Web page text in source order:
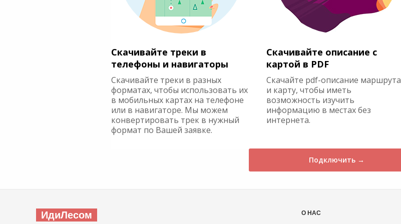
Скачивайте треки в
телефоны и навигаторы
Скачивайте треки в разных
форматах, чтобы использовать их
в мобильных картах на телефоне
или в навигаторе. Мы можем
конвертировать трек в нужный
формат по Вашей заявке.
Скачивайте описание с
картой в PDF
Скачайте pdf-описание маршрута
и карту, чтобы иметь
возможность изучить
информацию в местах без
интернета.
Подключить →
ИдиЛесом
О НАС